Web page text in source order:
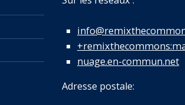
nuage.en-commun.net
Adresse postale: